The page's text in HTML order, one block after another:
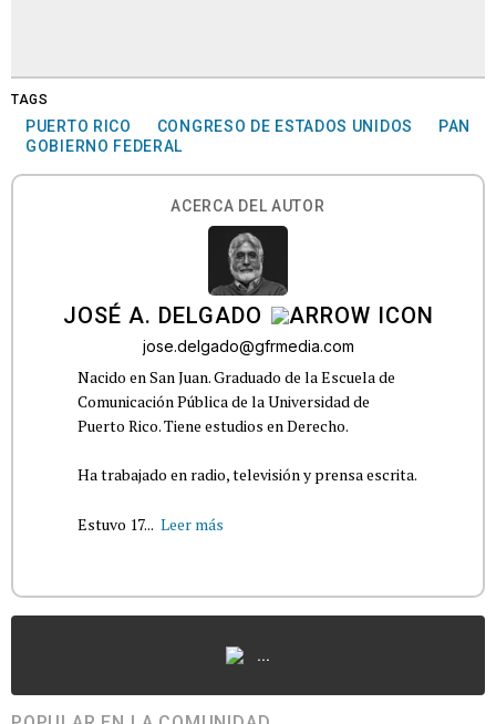
TAGS
PUERTO RICO CONGRESO DE ESTADOS UNIDOS
PAN
GOBIERNO FEDERAL
ACERCA DEL AUTOR
JOSÉ A. DELGADO
jose.delgado@gfrmedia.com
Nacido en San Juan. Graduado de la Escuela de
Comunicación Pública de la Universidad de
Puerto Rico. Tiene estudios en Derecho.
Ha trabajado en radio, televisión y prensa escrita.
Estuvo 17... Leer más
...